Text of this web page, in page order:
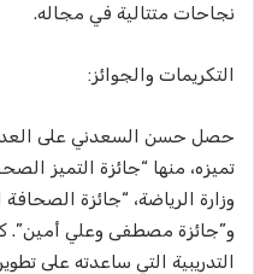
نجاحات متتالية في مجاله.
التكريمات والجوائز:
حصل حسن السعدني على
تميزه، منها “جائزة التميز
وزارة الرياضة، “جائزة
و”جائزة مصطفى وعلي
التدريبية التي ساعدته على